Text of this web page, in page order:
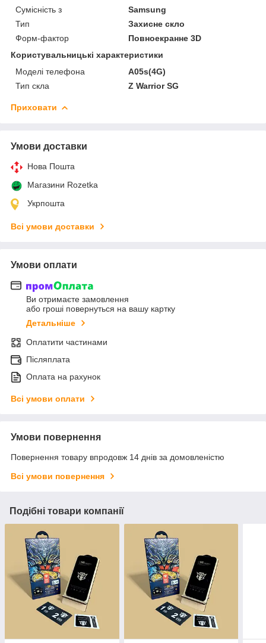
Сумісність з
Samsung
Тип
Захисне скло
Форм-фактор
Повноекранне 3D
Користувальницькі характеристики
Моделі телефона
A05s(4G)
Тип скла
Z Warrior SG
Приховати
Умови доставки
Нова Пошта
Магазини Rozetka
Укрпошта
Всі умови доставки
Умови оплати
Ви отримаєте замовлення
або гроші повернуться на вашу картку
Детальніше
Оплатити частинами
Післяплата
Оплата на рахунок
Всі умови оплати
Умови повернення
Повернення товару впродовж 14 днів за домовленістю
Всі умови повернення
Подібні товари компанії